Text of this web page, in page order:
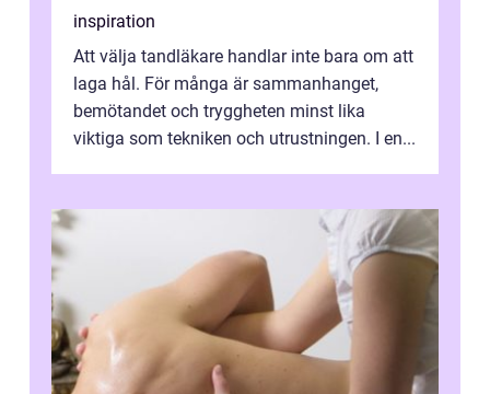
inspiration
Att välja tandläkare handlar inte bara om att
laga hål. För många är sammanhanget,
bemötandet och tryggheten minst lika
viktiga som tekniken och utrustningen. I en...